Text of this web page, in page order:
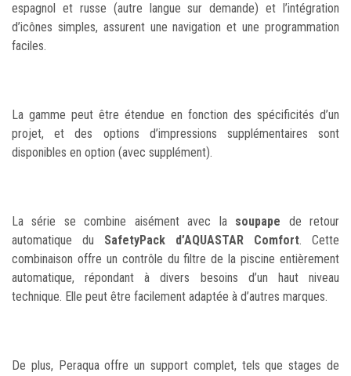
espagnol et russe (autre langue sur demande) et l’intégration
d’icônes simples, assurent une navigation et une programmation
faciles.
La gamme peut être étendue en fonction des spécificités d’un
projet, et des options d’impressions supplémentaires sont
disponibles en option (avec supplément).
La série se combine aisément avec la soupape de retour
automatique du SafetyPack d’AQUASTAR Comfort. Cette
combinaison offre un contrôle du filtre de la piscine entièrement
automatique, répondant à divers besoins d’un haut niveau
technique. Elle peut être facilement adaptée à d’autres marques.
De plus, Peraqua offre un support complet, tels que stages de